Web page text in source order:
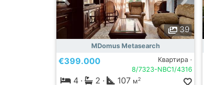
39
MDomus Metasearch
€399.000
Квартира ·
8/7323-NBC1/4316
4 · 2 · 107 м2